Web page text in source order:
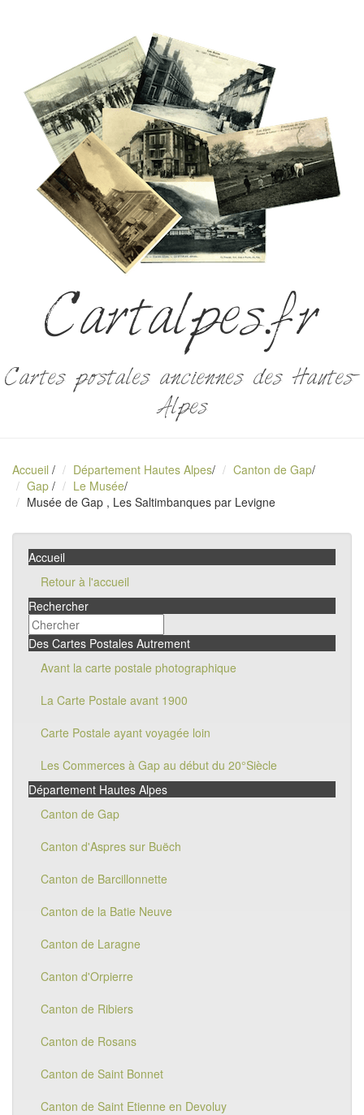
Cartalpes.fr
Cartes postales anciennes des Hautes-
Alpes
Accueil / Département Hautes Alpes/ Canton de Gap/
Gap / Le Musée/
Musée de Gap , Les Saltimbanques par Levigne
Accueil
Retour à l'accueil
Rechercher
Des Cartes Postales Autrement
Avant la carte postale photographique
La Carte Postale avant 1900
Carte Postale ayant voyagée loin
Les Commerces à Gap au début du 20°Siècle
Département Hautes Alpes
Canton de Gap
Canton d'Aspres sur Buëch
Canton de Barcillonnette
Canton de la Batie Neuve
Canton de Laragne
Canton d'Orpierre
Canton de Ribiers
Canton de Rosans
Canton de Saint Bonnet
Canton de Saint Etienne en Devoluy